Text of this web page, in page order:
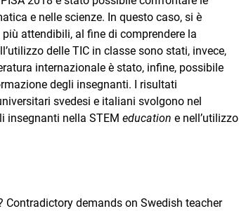
e nelle scienze. In questo caso, si è
attendibili, al fine di comprendere la
delle TIC in classe sono stati, invece,
internazionale è stato, infine, possibile
degli insegnanti. I risultati
svedesi e italiani svolgono nel
insegnanti nella STEM education e nell’utilizzo
Contradictory demands on Swedish teacher